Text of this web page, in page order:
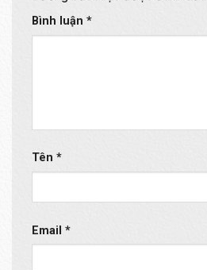
Bình luận *
Tên *
Email *